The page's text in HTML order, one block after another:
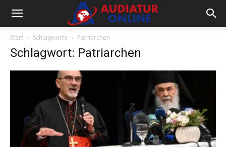
Start Schlagworte Patriarchen
Schlagwort: Patriarchen